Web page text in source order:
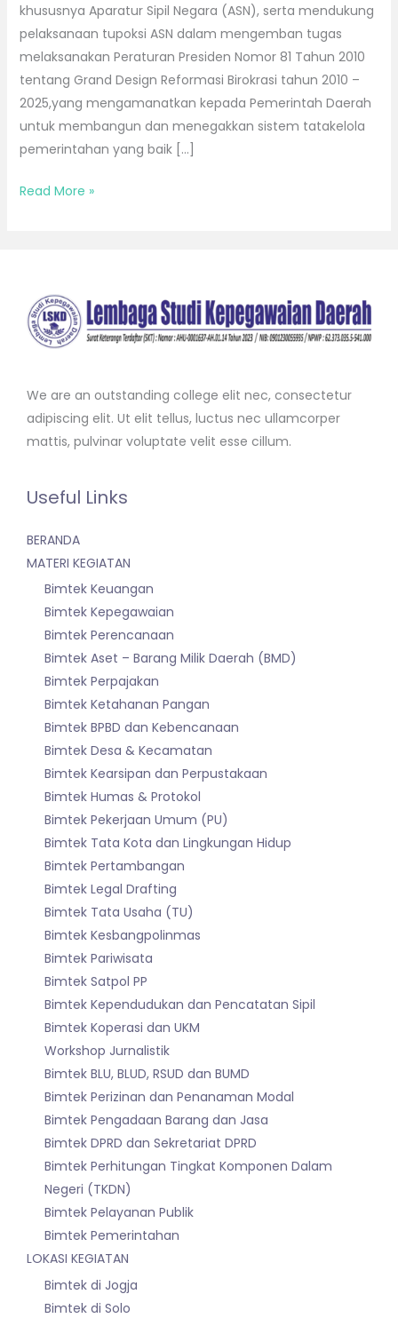
khususnya Aparatur Sipil Negara (ASN), serta mendukung
pelaksanaan tupoksi ASN dalam mengemban tugas
melaksanakan Peraturan Presiden Nomor 81 Tahun 2010
tentang Grand Design Reformasi Birokrasi tahun 2010 –
2025,yang mengamanatkan kepada Pemerintah Daerah
untuk membangun dan menegakkan sistem tatakelola
pemerintahan yang baik […]
Read More »
We are an outstanding college elit nec, consectetur
adipiscing elit. Ut elit tellus, luctus nec ullamcorper
mattis, pulvinar voluptate velit esse cillum.
Useful Links
BERANDA
MATERI KEGIATAN
Bimtek Keuangan
Bimtek Kepegawaian
Bimtek Perencanaan
Bimtek Aset – Barang Milik Daerah (BMD)
Bimtek Perpajakan
Bimtek Ketahanan Pangan
Bimtek BPBD dan Kebencanaan
Bimtek Desa & Kecamatan
Bimtek Kearsipan dan Perpustakaan
Bimtek Humas & Protokol
Bimtek Pekerjaan Umum (PU)
Bimtek Tata Kota dan Lingkungan Hidup
Bimtek Pertambangan
Bimtek Legal Drafting
Bimtek Tata Usaha (TU)
Bimtek Kesbangpolinmas
Bimtek Pariwisata
Bimtek Satpol PP
Bimtek Kependudukan dan Pencatatan Sipil
Bimtek Koperasi dan UKM
Workshop Jurnalistik
Bimtek BLU, BLUD, RSUD dan BUMD
Bimtek Perizinan dan Penanaman Modal
Bimtek Pengadaan Barang dan Jasa
Bimtek DPRD dan Sekretariat DPRD
Bimtek Perhitungan Tingkat Komponen Dalam
Negeri (TKDN)
Bimtek Pelayanan Publik
Bimtek Pemerintahan
LOKASI KEGIATAN
Bimtek di Jogja
Bimtek di Solo